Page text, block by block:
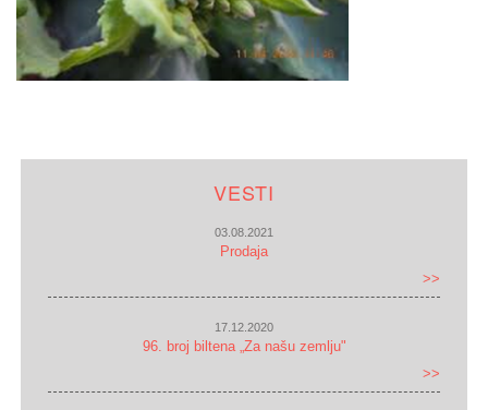
VESTI
03.08.2021
Prodaja
>>
17.12.2020
96. broj biltena „Za našu zemlju"
>>